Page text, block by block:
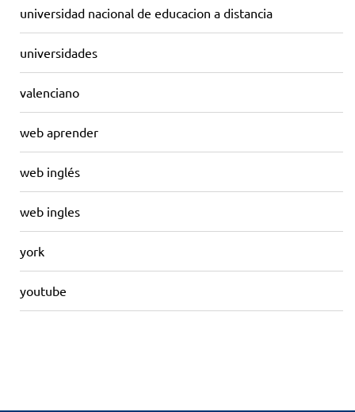
universidad nacional de educacion a distancia
universidades
valenciano
web aprender
web inglés
web ingles
york
youtube